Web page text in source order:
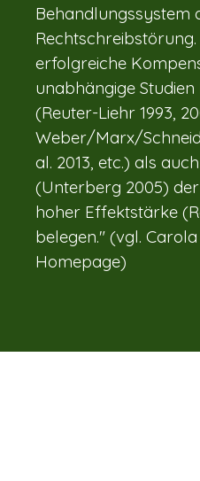
Behandlungssystem
Rechtschreibstörung.
erfolgreiche
unabhängige
(Reuter-Liehr 1993,
Weber/Marx/
al. 2013, etc.) als
(Unterberg 2005)
hoher Effektstärke
belegen." (vgl.
Homepage)